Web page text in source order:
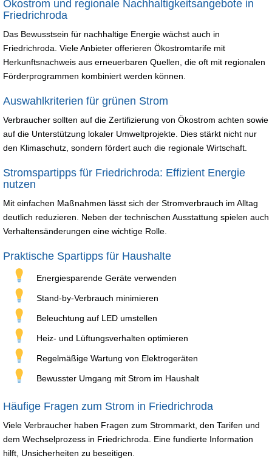
Ökostrom und regionale Nachhaltigkeitsangebote in
Friedrichroda
Das Bewusstsein für nachhaltige Energie wächst auch in
Friedrichroda. Viele Anbieter offerieren Ökostromtarife mit
Herkunftsnachweis aus erneuerbaren Quellen, die oft mit regionalen
Förderprogrammen kombiniert werden können.
Auswahlkriterien für grünen Strom
Verbraucher sollten auf die Zertifizierung von Ökostrom achten sowie
auf die Unterstützung lokaler Umweltprojekte. Dies stärkt nicht nur
den Klimaschutz, sondern fördert auch die regionale Wirtschaft.
Stromspartipps für Friedrichroda: Effizient Energie
nutzen
Mit einfachen Maßnahmen lässt sich der Stromverbrauch im Alltag
deutlich reduzieren. Neben der technischen Ausstattung spielen auch
Verhaltensänderungen eine wichtige Rolle.
Praktische Spartipps für Haushalte
Energiesparende Geräte verwenden
Stand-by-Verbrauch minimieren
Beleuchtung auf LED umstellen
Heiz- und Lüftungsverhalten optimieren
Regelmäßige Wartung von Elektrogeräten
Bewusster Umgang mit Strom im Haushalt
Häufige Fragen zum Strom in Friedrichroda
Viele Verbraucher haben Fragen zum Strommarkt, den Tarifen und
dem Wechselprozess in Friedrichroda. Eine fundierte Information
hilft, Unsicherheiten zu beseitigen.